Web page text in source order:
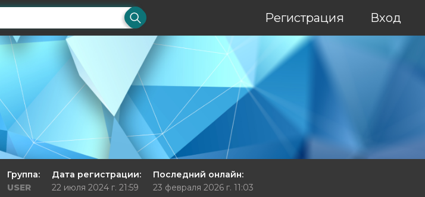
Регистрация Вход
Группа:
USER
Дата регистрации:
22 июля 2024 г. 21:59
Последний онлайн:
23 февраля 2026 г. 11:03